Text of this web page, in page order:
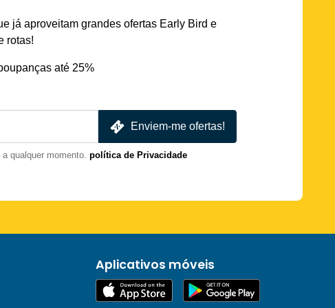
já aproveitam grandes ofertas Early Bird e
rotas!
até 25%
Enviem-me ofertas!
qualquer momento. política de Privacidade
Aplicativos móveis